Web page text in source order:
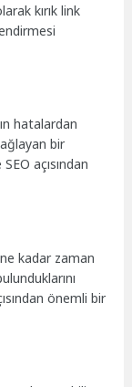
kırık link
hatalardan
bir
açısından
kadar zaman
önemli bir